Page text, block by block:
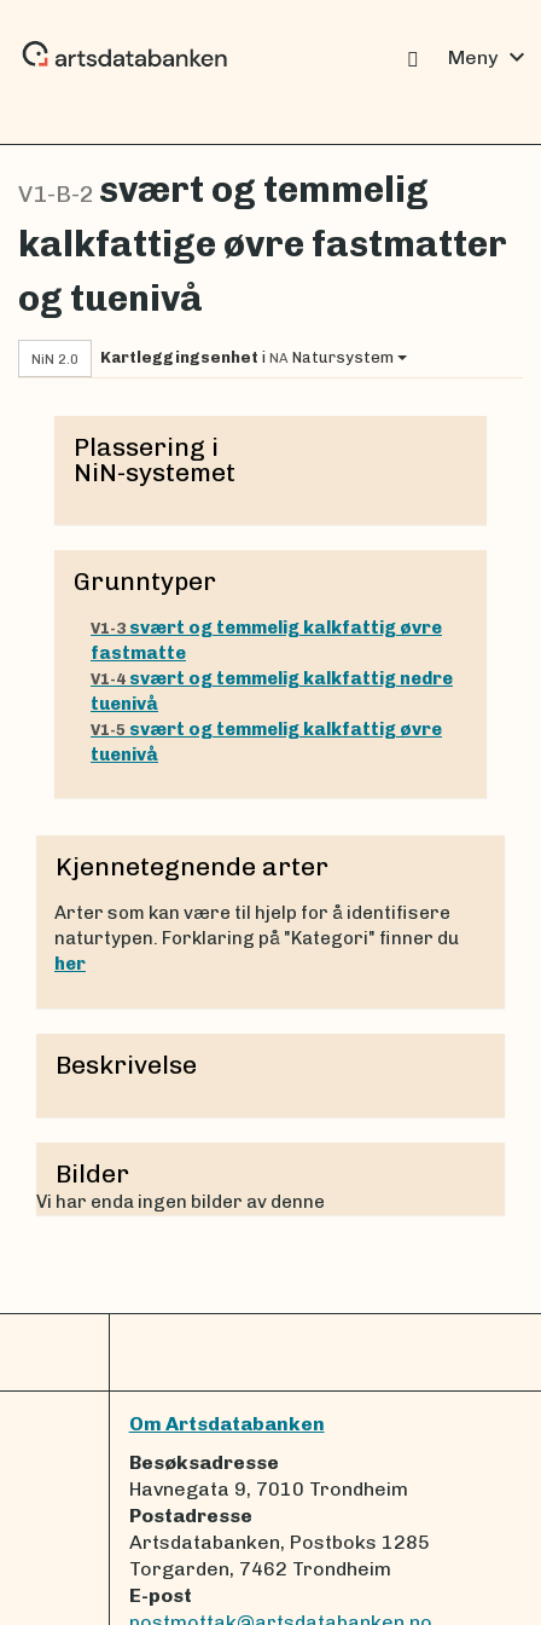
Meny expand_more
V1-B-2 svært og temmelig
kalkfattige øvre fastmatter
og tuenivå
NiN 2.0 Kartleggingsenhet i NA Natursystem
Plassering i
NiN-systemet
Grunntyper
V1-3 svært og temmelig kalkfattig øvre
fastmatte
V1-4 svært og temmelig kalkfattig nedre
tuenivå
V1-5 svært og temmelig kalkfattig øvre
tuenivå
Kjennetegnende arter
Arter som kan være til hjelp for å identifisere
naturtypen. Forklaring på "Kategori" finner du
her
Beskrivelse
Bilder
Vi har enda ingen bilder av denne
Om Artsdatabanken
Besøksadresse
Havnegata 9, 7010 Trondheim
Postadresse
Artsdatabanken, Postboks 1285
Torgarden, 7462 Trondheim
E-post